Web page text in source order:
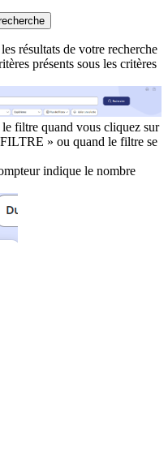
résultats de votre recherche
présents sous les critères
filtre quand vous cliquez sur
» ou quand le filtre se
indique le nombre